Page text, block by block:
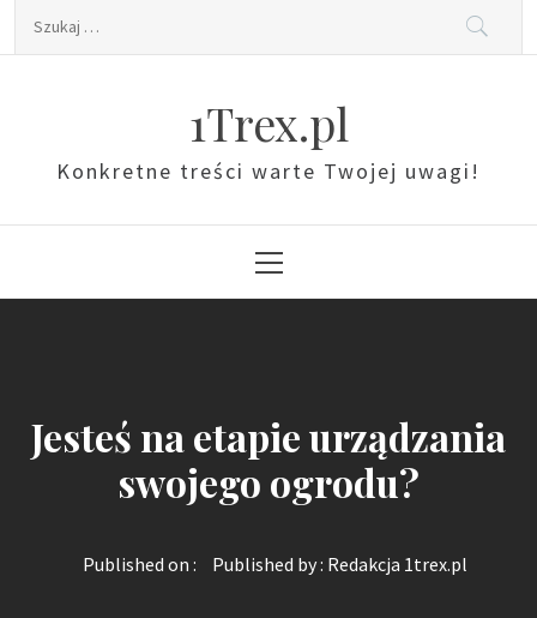
Szukaj:
1Trex.pl
Konkretne treści warte Twojej uwagi!
Menu
Jesteś na etapie urządzania
swojego ogrodu?
Published on : Published by : Redakcja 1trex.pl